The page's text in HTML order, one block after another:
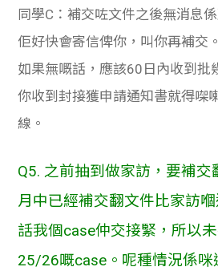
同學C：補交咗文件之後無消息
佢好快會寄信俾你，叫你再補交。
如果無嘅話，應該60日內收到批
你收到封接獲申請通知書就得㗎
線。
Q5. 之前抽到做家訪，要補
月中已經補交翻文件比家訪
話我個case仲交接緊，所以
25/26嘅case。呢種情況係咪